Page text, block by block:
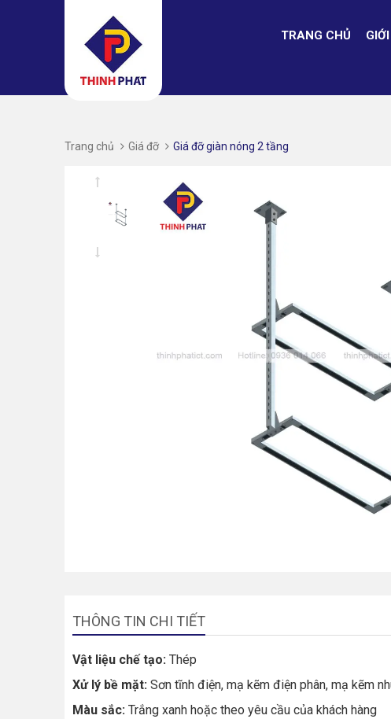
TRANG CHỦ
Trang chủ Giá đỡ Giá đỡ giàn nóng 2 tầng
THÔNG TIN CHI TIẾT
Vật liệu chế tạo: Thép
Xử lý bề mặt: Sơn tĩnh điện, mạ kẽm điện phân, mạ kẽm
Màu sắc: Trắng xanh hoặc theo yêu cầu của khách hàng